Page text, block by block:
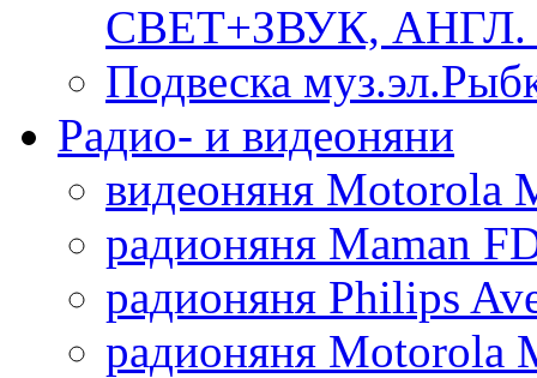
СВЕТ+ЗВУК, АНГЛ.
Подвеска
Радио- и видеоняни
видеоняня Motorola
радионяня Maman
радионяня Philips
радионяня Motorola